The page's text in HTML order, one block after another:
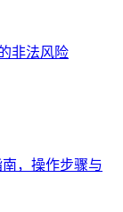
非法风险
，操作步骤与